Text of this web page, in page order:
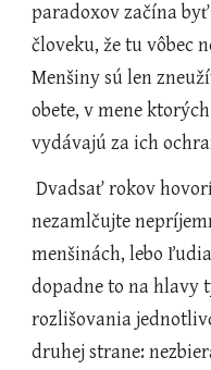
paradoxov začína
človeku, že tu vôbec
Menšiny sú len
obete, v mene
vydávajú za ich
Dvadsať rokov hovorím tejto strane: neklamte,
nezamlčujte
menšinách, lebo
dopadne to na hlavy
rozlišovania
druhej strane: